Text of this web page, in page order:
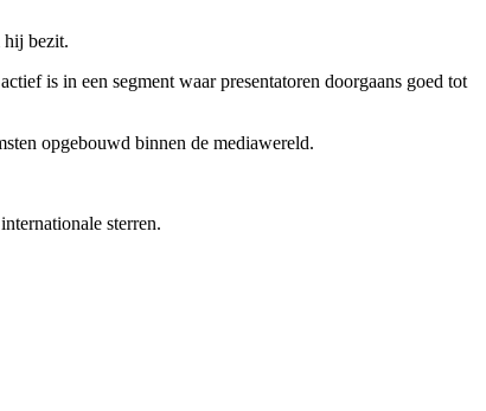
hij bezit.
is in een segment waar presentatoren doorgaans goed tot
opgebouwd binnen de mediawereld.
sterren.